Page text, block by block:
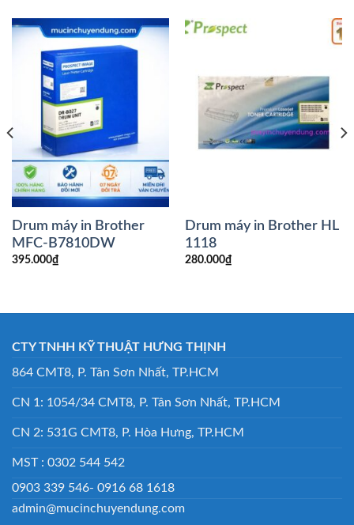
Drum máy in Brother
MFC-B7810DW
395.000₫
Drum máy in Brother HL
1118
280.000₫
CTY TNHH KỸ THUẬT HƯNG THỊNH
864 CMT8, P. Tân Sơn Nhất, TP.HCM
CN 1: 1054/34 CMT8, P. Tân Sơn Nhất, TP.HCM
CN 2: 531G CMT8, P. Hòa Hưng, TP.HCM
MST : 0302 544 542
0903 339 546- 0916 68 1618
admin@mucinchuyendung.com